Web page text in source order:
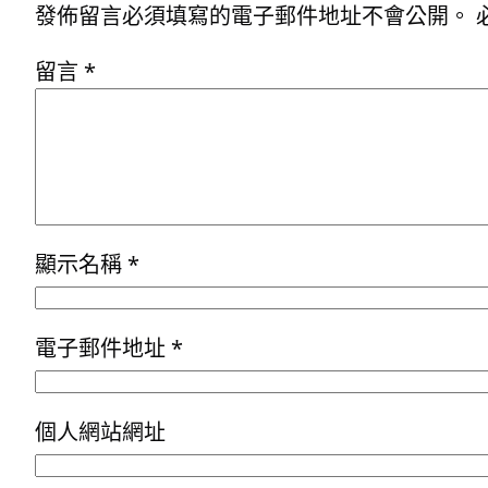
發佈留言必須填寫的電子郵件地址不會公開。
留言 *
顯示名稱 *
電子郵件地址 *
個人網站網址